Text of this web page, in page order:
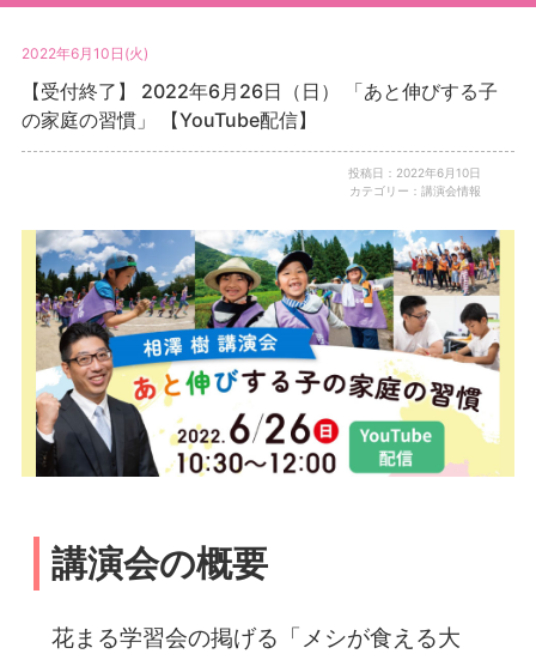
2022年6月10日(火)
【受付終了】 2022年6月26日（日） 「あと伸びする子
の家庭の習慣」 【YouTube配信】
投稿日：2022年6月10日
カテゴリー：講演会情報
講演会の概要
花まる学習会の掲げる「メシが食える大